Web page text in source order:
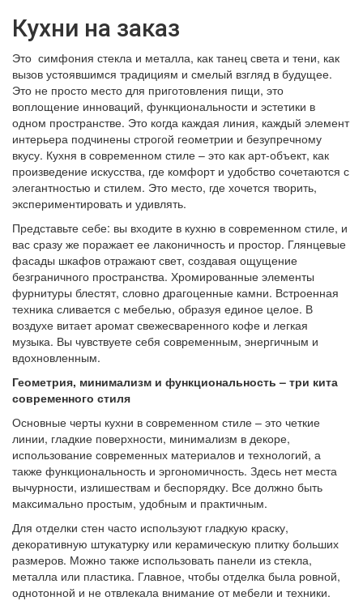
Кухни на заказ
Это симфония стекла и металла, как танец света и тени, как
вызов устоявшимся традициям и смелый взгляд в будущее.
Это не просто место для приготовления пищи, это
воплощение инноваций, функциональности и эстетики в
одном пространстве. Это когда каждая линия, каждый элемент
интерьера подчинены строгой геометрии и безупречному
вкусу. Кухня в современном стиле – это как арт-объект, как
произведение искусства, где комфорт и удобство сочетаются с
элегантностью и стилем. Это место, где хочется творить,
экспериментировать и удивлять.
Представьте себе: вы входите в кухню в современном стиле, и
вас сразу же поражает ее лаконичность и простор. Глянцевые
фасады шкафов отражают свет, создавая ощущение
безграничного пространства. Хромированные элементы
фурнитуры блестят, словно драгоценные камни. Встроенная
техника сливается с мебелью, образуя единое целое. В
воздухе витает аромат свежесваренного кофе и легкая
музыка. Вы чувствуете себя современным, энергичным и
вдохновленным.
Геометрия, минимализм и функциональность – три кита
современного стиля
Основные черты кухни в современном стиле – это четкие
линии, гладкие поверхности, минимализм в декоре,
использование современных материалов и технологий, а
также функциональность и эргономичность. Здесь нет места
вычурности, излишествам и беспорядку. Все должно быть
максимально простым, удобным и практичным.
Для отделки стен часто используют гладкую краску,
декоративную штукатурку или керамическую плитку больших
размеров. Можно также использовать панели из стекла,
металла или пластика. Главное, чтобы отделка была ровной,
однотонной и не отвлекала внимание от мебели и техники.